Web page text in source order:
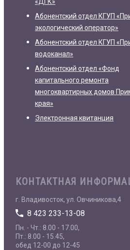
«ДГК»
Абонентский отдел КГУП
экологический оператор»
Абонентский отдел КГУП
водоканал»
Абонентский отдел «Фонд
капитального ремонта
многоквартирных домов
края»
Электронная квитанция
КОНТАКТНАЯ
г. Владивосток, ул. Овчиникова,4
8 423 233-13-08
Пн. - Чт.: 8.00 - 17.00,
Пт.: 8.00 - 15.45,
обед 12-00 до 12-45